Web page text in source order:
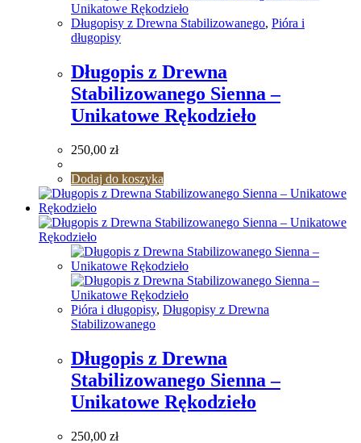
Długopisy z Drewna Stabilizowanego, Pióra i
długopisy
Długopis z Drewna
Stabilizowanego Sienna –
Unikatowe Rękodzieło
250,00 zł
Dodaj do koszyka
Pióra i długopisy, Długopisy z Drewna
Stabilizowanego
Długopis z Drewna
Stabilizowanego Sienna –
Unikatowe Rękodzieło
250,00 zł